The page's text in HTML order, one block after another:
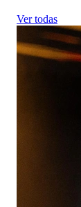
Ver todas